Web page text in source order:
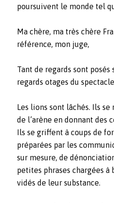
poursuivent le monde tel
Ma chère, ma très chère
référence, mon juge,
Tant de regards sont
regards otages du
Les lions sont lâchés. Ils
de l’arène en donnant des
Ils se griffent à coups de
préparées par les
sur mesure, de
petites phrases chargées à
vidés de leur substance.